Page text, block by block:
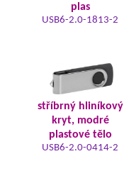
plas
USB6-2.0-1813-2
stříbrný hliníkový
kryt, modré
plastové tělo
USB6-2.0-0414-2